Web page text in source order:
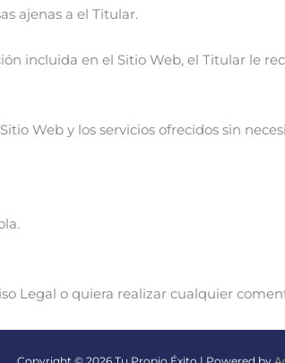
ajenas a el Titular.
incluida en el Sitio Web, el Titular le
Web y los servicios ofrecidos sin
Legal o quiera realizar cualquier